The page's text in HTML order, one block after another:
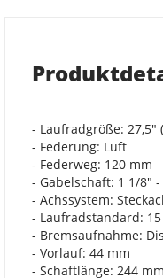
- Laufradgröße: 27,5"
- Federung: Luft
- Federweg: 120 mm
- Gabelschaft: 1 1/8"
- Achssystem:
- Laufradstandard:
- Bremsaufnahme:
- Vorlauf: 44 mm
- Schaftlänge: 244 mm